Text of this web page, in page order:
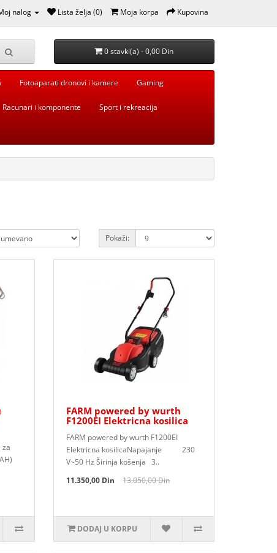
nalog Lista želja (0) Moja korpa Kupovina
0 stavki(a) - 0,00 Din
Fotoaparati dronovi i kamere Gaming
Racunari i komponente Sport i rekreacija
Pokaži:
za
FARM powered by wurth
F1200EI Elektricna kosilica
FARM powered by wurth F1200EI
Elektricna kosilicaNapajanje 230
V~50 Hz Širinja košenja 3..
11.350,00 Din
13.050,00 Din
DODAJ U KORPU